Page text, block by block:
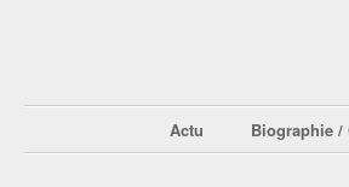
Actu Biographie /